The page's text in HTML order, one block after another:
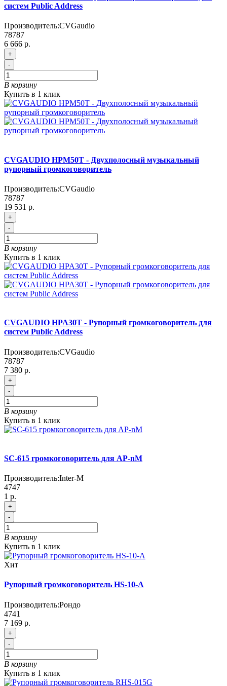
систем Public Address
Производитель:CVGaudio
78787
6 666 р.
+
-
В корзину
Купить в 1 клик
CVGAUDIO HPM50T - Двухполосный музыкальный
рупорный громкоговоритель
Производитель:CVGaudio
78787
19 531 р.
+
-
В корзину
Купить в 1 клик
CVGAUDIO HPA30T - Рупорный громкоговоритель для
систем Public Address
Производитель:CVGaudio
78787
7 380 р.
+
-
В корзину
Купить в 1 клик
SC-615 громкоговоритель для AP-nM
Производитель:Inter-M
4747
1 р.
+
-
В корзину
Купить в 1 клик
Хит
Рупорный громкоговоритель HS-10-A
Производитель:Рондо
4741
7 169 р.
+
-
В корзину
Купить в 1 клик